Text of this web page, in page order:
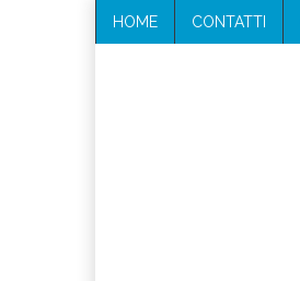
HOME CONTATTI